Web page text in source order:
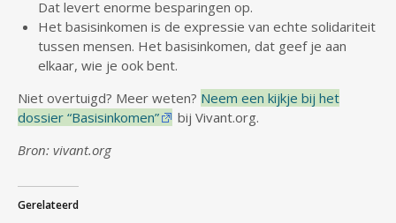
Dat levert enorme besparingen op.
Het basisinkomen is de expressie van echte solidariteit
tussen mensen. Het basisinkomen, dat geef je aan
elkaar, wie je ook bent.
Niet overtuigd? Meer weten? Neem een kijkje bij het
dossier “Basisinkomen”
bij Vivant.org.
Bron: vivant.org
Gerelateerd